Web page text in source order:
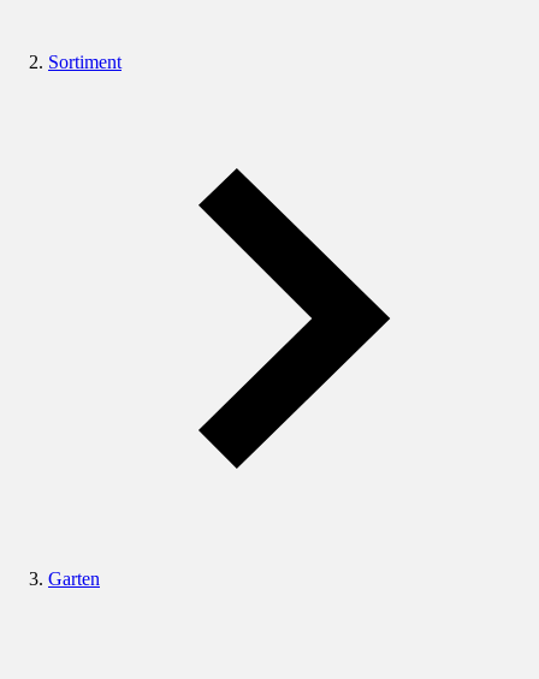
Sortiment
Garten